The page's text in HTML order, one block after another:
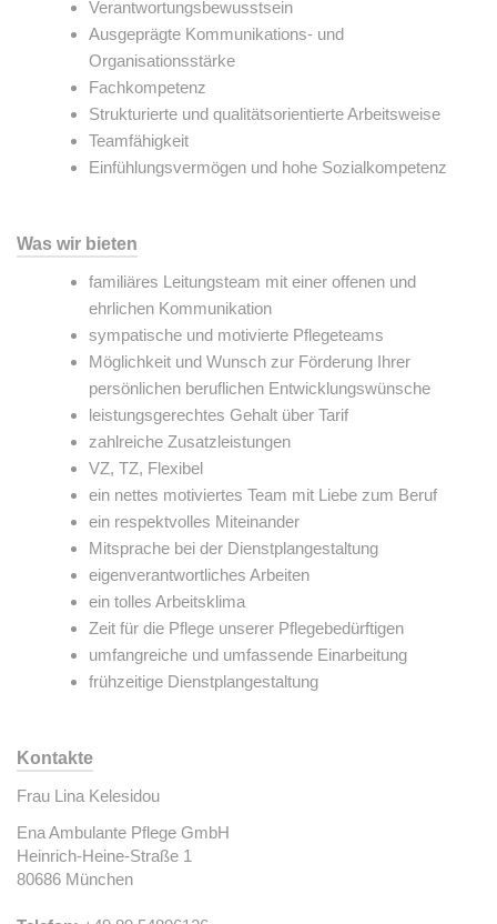
Verantwortungsbewusstsein
Ausgeprägte Kommunikations- und
Organisationsstärke
Fachkompetenz
Strukturierte und qualitätsorientierte Arbeitsweise
Teamfähigkeit
Einfühlungsvermögen und hohe Sozialkompetenz
Was wir bieten
familiäres Leitungsteam mit einer offenen und
ehrlichen Kommunikation
sympatische und motivierte Pflegeteams
Möglichkeit und Wunsch zur Förderung Ihrer
persönlichen beruflichen Entwicklungswünsche
leistungsgerechtes Gehalt über Tarif
zahlreiche Zusatzleistungen
VZ, TZ, Flexibel
ein nettes motiviertes Team mit Liebe zum Beruf
ein respektvolles Miteinander
Mitsprache bei der Dienstplangestaltung
eigenverantwortliches Arbeiten
ein tolles Arbeitsklima
Zeit für die Pflege unserer Pflegebedürftigen
umfangreiche und umfassende Einarbeitung
frühzeitige Dienstplangestaltung
Kontakte
Frau Lina Kelesidou
Ena Ambulante Pflege GmbH
Heinrich-Heine-Straße 1
80686 München